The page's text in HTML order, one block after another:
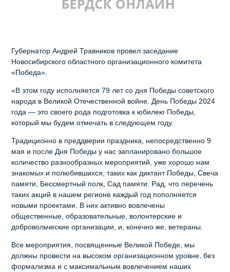
Губернатор Андрей Травников провел заседание
Новосибирского областного организационного комитета
«Победа».
«В этом году исполняется 79 лет со дня Победы советского
народа в Великой Отечественной войне. День Победы 2024
года — это своего рода подготовка к юбилею Победы,
который мы будем отмечать в следующем году.
Традиционно в преддверии праздника, непосредственно 9
мая и после Дня Победы у нас запланировано большое
количество разнообразных мероприятий, уже хорошо нам
знакомых и полюбившихся, таких как диктант Победы, Свеча
памяти, Бессмертный полк, Сад памяти. Рад, что перечень
таких акций в нашем регионе каждый год пополняется
новыми проектами. В них активно вовлечены
общественные, образовательные, волонтерские и
добровольческие организации, и, конечно же, ветераны.
Все мероприятия, посвященные Великой Победе, мы
должны провести на высоком организационном уровне, без
формализма и с максимальным вовлечением наших